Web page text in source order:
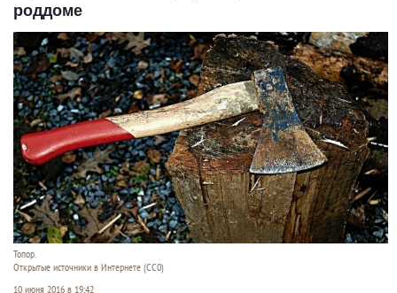
роддоме
Топор.
Открытые источники в Интернете (СС0)
10 июня 2016 в 19:42